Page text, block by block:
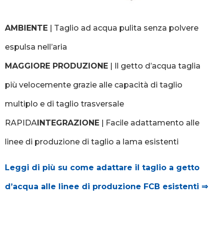
AMBIENTE | Taglio ad acqua pulita senza polvere
espulsa nell’aria
MAGGIORE PRODUZIONE | Il getto d’acqua taglia
più velocemente grazie alle capacità di taglio
multiplo e di taglio trasversale
RAPIDAINTEGRAZIONE | Facile adattamento alle
linee di produzione di taglio a lama esistenti
Leggi di più su come adattare il taglio a getto
d’acqua alle linee di produzione FCB esistenti ⇒